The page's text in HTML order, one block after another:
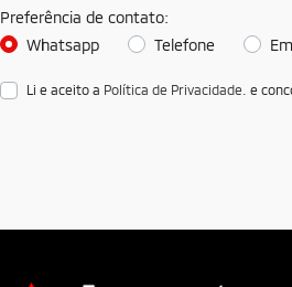
Preferência de contato:
Whatsapp
Telefone
Li e aceito a Política de Privacidade. e